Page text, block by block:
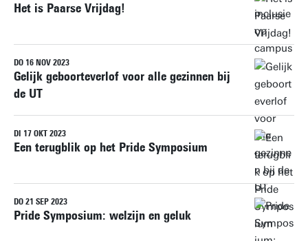
Het is Paarse Vrijdag!
DO 16 NOV 2023
Gelijk geboorteverlof voor alle gezinnen bij
de UT
DI 17 OKT 2023
Een terugblik op het Pride Symposium
DO 21 SEP 2023
Pride Symposium: welzijn en geluk